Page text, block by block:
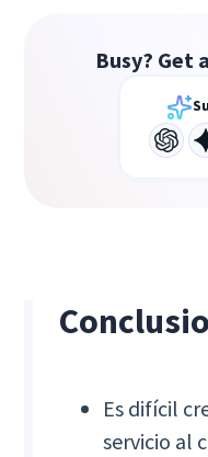
Busy? Get
Es difícil
servicio al